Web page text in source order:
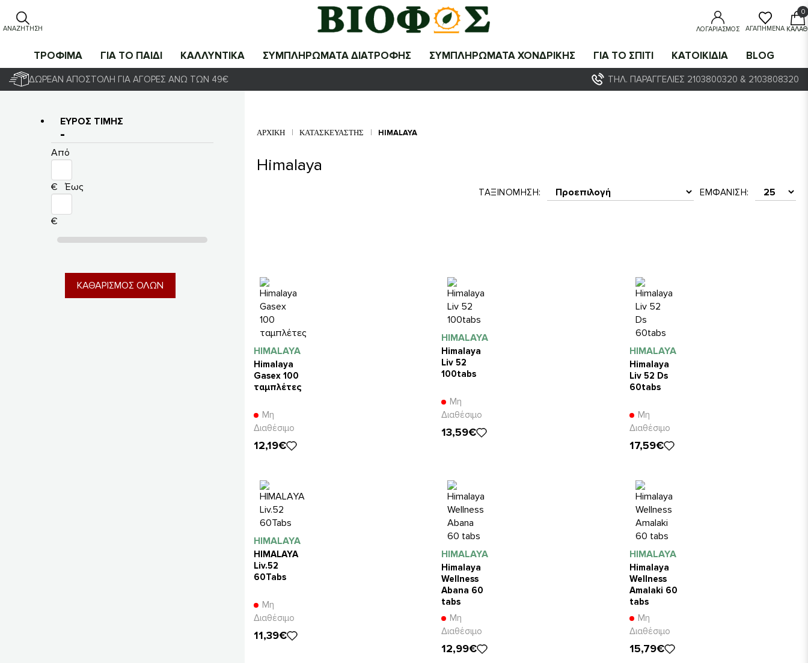
ΑΝΑΖΉΤΗΣΗ ΛΟΓΑΡΙΑΣΜΌΣ ΑΓΑΠΗΜΈΝΑ
0
ΤΡΟΦΙΜΑ ΓΙΑ ΤΟ ΠΑΙΔΙ ΚΑΛΛΥΝΤΙΚΑ ΣΥΜΠΛΗΡΩΜΑΤΑ ΔΙΑΤΡΟΦΗΣ ΣΥΜΠΛΗΡΩΜΑΤΑ ΧΟΝΔΡΙΚΗΣ ΓΙΑ ΤΟ ΣΠΙΤΙ ΚΑΤΟΙΚΙΔΙΑ BLOG
ΔΩΡΕΆΝ ΑΠΟΣΤΟΛΉ ΓΙΑ ΑΓΟΡΈΣ ΆΝΩ ΤΩΝ 49€ ΤΗΛ. ΠΑΡΑΓΓΕΛΊΕΣ 2103800320 & 2103808320
ΕΎΡΟΣ ΤΙΜΉΣ
Από
€ Έως
€
ΚΑΘΑΡΙΣΜΟΣ ΟΛΩΝ
ΑΡΧΙΚΉ ΚΑΤΑΣΚΕΥΑΣΤΉΣ HIMALAYA
Himalaya
ΤΑΞΙΝΌΜΗΣΗ: ΕΜΦΆΝΙΣΗ:
HIMALAYA
Himalaya
Gasex 100
ταμπλέτες
Μη
Διαθέσιμο
12,19€
HIMALAYA
Himalaya
Liv 52
100tabs
Μη
Διαθέσιμο
13,59€
HIMALAYA
Himalaya
Liv 52 Ds
60tabs
Μη
Διαθέσιμο
17,59€
HIMALAYA
HIMALAYA
Liv.52
60Tabs
Μη
Διαθέσιμο
11,39€
HIMALAYA
Himalaya
Wellness
Abana 60
tabs
Μη
Διαθέσιμο
12,99€
HIMALAYA
Himalaya
Wellness
Amalaki 60
tabs
Μη
Διαθέσιμο
15,79€